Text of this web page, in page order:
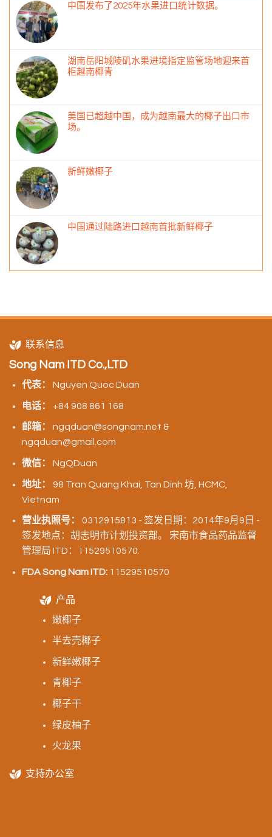
中国发布了2025年水果进口统计数据。
湖南岳阳城陵矶水果进境指定监管场地迎来首
柜越南椰青
美国已超越中国，成为越南最大的椰子出口市
场。
新鲜嫩椰子
中国通过陆路进口越南首批新鲜椰子
联系信息
Song Nam ITD Co.,LTD
代表： Nguyen Quoc Duan
电话： +84 908 861 168
邮箱：
ngqduan@songnam.net &
ngqduan@gmail.com
微信： NgQDuan
地址：
98 Tran Quang Khai, Tan Dinh 坊, HCMC,
Vietnam
营业执照号：
0312915813 - 签发日期：2014年9月9日 -
签发地点：胡志明市计划投资部。 宋南市食品药品监督
管理局 ITD：11529510570.
FDA Song Nam ITD:11529510570
产品
嫩椰子
半去壳椰子
新鲜嫩椰子
青椰子
椰子干
绿皮柚子
火龙果
支持办公室